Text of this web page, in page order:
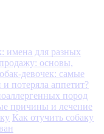
имена для разных
основы,
девочек: самые
потеряла аппетит?
пород
причины и лечение
Как отучить собаку